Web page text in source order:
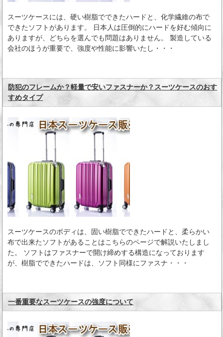
スーツケースには、硬い樹脂でできたハードと、化学繊維の布で
できたソフトがあります。 日本人は圧倒的にハードを好む傾向に
ありますが、どちらを選んでも問題はありません。 製造している
会社のほうが重要で、強度や性能に影響いたし・・・
防犯のフレームか？軽量で安いファスナーか？スーツケースのおす
すめタイプ
スーツケースのボディは、固い樹脂でできたハードと、柔らかい
布で出来たソフトがあることはこちらのページで解説いたしまし
た。 ソフトはファスナーで開け締めする構造になっております
が、樹脂でできたハードは、ソフト同様にファスナ・・・
一番重要なスーツケースの強度について